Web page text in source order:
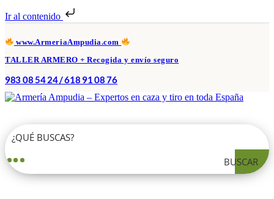
Ir al contenido
www.ArmeriaAmpudia.com
TALLER ARMERO + Recogida y envío seguro
983 08 54 24 / 618 91 08 76
BUSCAR